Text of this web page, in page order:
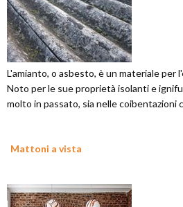
L'amianto, o asbesto, è un materiale per
Noto per le sue proprietà isolanti e
molto in passato, sia nelle coibentazioni
Mattoni a vista